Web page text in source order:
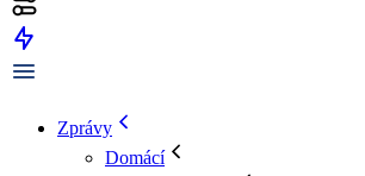
Zprávy
Domácí